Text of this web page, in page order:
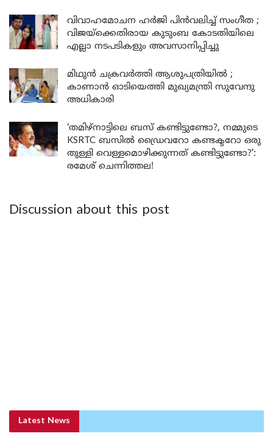
വിവാഹമോചന ഹർജി പിൻവലിച്ച് സംഗീത ;
വിജയ്ക്കെതിരായ കുടുംബ കോടതിയിലെ
എല്ലാ നടപടികളും അവസാനിപ്പിച്ചു
മിഥുൻ ചക്രവർത്തി ആശുപത്രിയിൽ ;
കാണാൻ ഓടിയെത്തി മുഖ്യമന്ത്രി സുവേന്ദു
അധികാരി
‘തമിഴ്‌നാട്ടിലെ ബസ് കണ്ടിട്ടുണ്ടോ?, നമ്മുടെ
KSRTC ബസിൽ ഡ്രൈവറോ കണ്ടക്ടറോ ഒരു
തുള്ളി വെള്ളമൊഴിക്കുന്നത് കണ്ടിട്ടുണ്ടോ?’:
രമേശ് ചെന്നിത്തല!
Discussion about this post
Latest News